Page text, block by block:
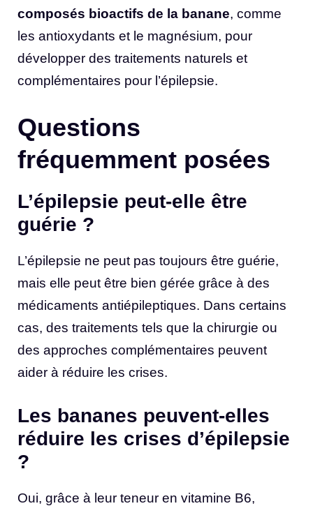
composés bioactifs de la banane, comme
les antioxydants et le magnésium, pour
développer des traitements naturels et
complémentaires pour l’épilepsie.
Questions
fréquemment posées
L’épilepsie peut-elle être
guérie ?
L’épilepsie ne peut pas toujours être guérie,
mais elle peut être bien gérée grâce à des
médicaments antiépileptiques. Dans certains
cas, des traitements tels que la chirurgie ou
des approches complémentaires peuvent
aider à réduire les crises.
Les bananes peuvent-elles
réduire les crises d’épilepsie
?
Oui, grâce à leur teneur en vitamine B6,